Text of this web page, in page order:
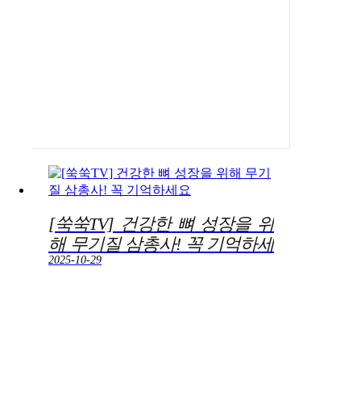
[쑥쑥TV] 건강한 뼈 성장을 위
해 무기질 삼총사! 꼭 기억하세
요
2025-10-29